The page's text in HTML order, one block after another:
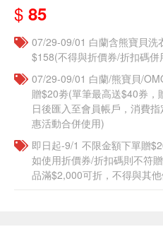
$ 85
07/29-09/01 白蘭含熊寶貝洗
$158(不得與折價券/折扣碼併
07/29-09/01 白蘭/熊寶貝/
贈$20劵(單筆最高送$40券，
日後匯入至會員帳戶，消費
惠活動合併使用)
即日起-9/1 不限金額下單贈
如使用折價券/折扣碼則不符
品滿$2,000可折，不得與其